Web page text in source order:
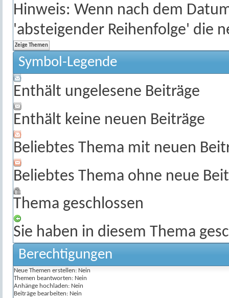
Hinweis: Wenn nach dem
'absteigender Reihenfolge' die
Symbol-Legende
Enthält ungelesene Beiträge
Enthält keine neuen Beiträge
Beliebtes Thema mit neuen
Beliebtes Thema ohne neue
Thema geschlossen
Sie haben in diesem Thema
Berechtigungen
Neue Themen erstellen: Nein
Themen beantworten: Nein
Anhänge hochladen: Nein
Beiträge bearbeiten: Nein